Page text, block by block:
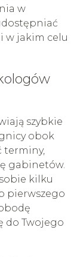
w
w jakim celu
szybkie
obok
terminy,
gabinetów.
kilku
pierwszego
do Twojego